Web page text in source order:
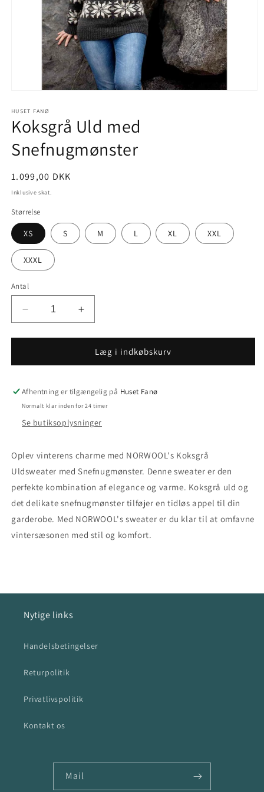
1
i
modus
HUSET FANØ
Koksgrå Uld med
Snefnugmønster
Normalpris
1.099,00 DKK
Inklusive skat.
Størrelse
XS S M L XL XXL
XXXL
Antal
Reducer
antallet
for
Uld
Snefnugmønster
Øg
antallet
for
Koksgrå
Uld
Snefnugmønster
Læg i indkøbskurv
Afhentning er tilgængelig på Huset Fanø
Normalt klar inden for 24 timer
Se butiksoplysninger
Oplev vinterens charme med NORWOOL's Koksgrå
Uldsweater med Snefnugmønster. Denne sweater er den
perfekte kombination af elegance og varme. Koksgrå uld og
det delikate snefnugmønster tilføjer en tidløs appel til din
garderobe. Med NORWOOL's sweater er du klar til at omfavne
vintersæsonen med stil og komfort.
Nytige links
Handelsbetingelser
Returpolitik
Privatlivspolitik
Kontakt os
Mail